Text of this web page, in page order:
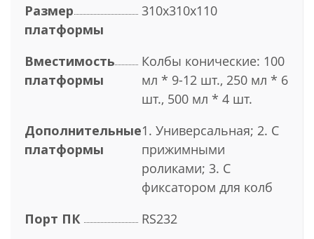
Размер
платформы
310х310х110
Вместимость
платформы
Колбы конические: 100
мл * 9-12 шт., 250 мл * 6
шт., 500 мл * 4 шт.
Дополнительные
платформы
1. Универсальная; 2. С
прижимными
роликами; 3. С
фиксатором для колб
Порт ПК
RS232